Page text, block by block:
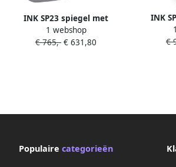
INK SP23 spiegel met
organische vorm in stalen
kader rechter versie voorzien
1 webshop
€ 765,- € 631,80
INK
kader l
€
Populaire categorieën